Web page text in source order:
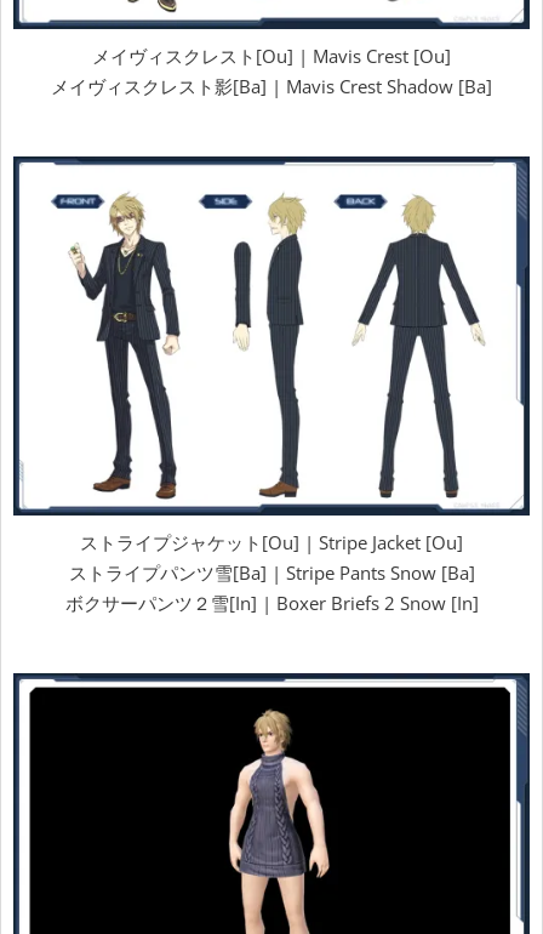
メイヴィスクレスト[Ou] | Mavis Crest [Ou]
メイヴィスクレスト影[Ba] | Mavis Crest Shadow [Ba]
ストライプジャケット[Ou] | Stripe Jacket [Ou]
ストライプパンツ雪[Ba] | Stripe Pants Snow [Ba]
ボクサーパンツ２雪[In] | Boxer Briefs 2 Snow [In]